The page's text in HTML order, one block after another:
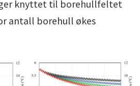
knyttet til borehullfeltet
antall borehull økes